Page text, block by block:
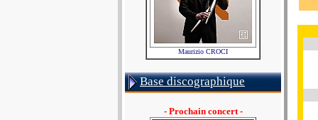
Maurizio CROCI
Base discographique
- Prochain concert -